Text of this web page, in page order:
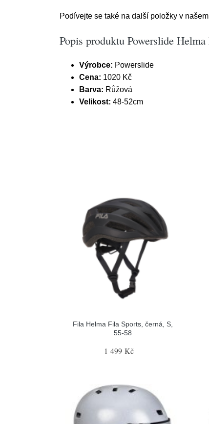
Podívejte se také na další položky v
Popis produktu Powerslide
Výrobce: Powerslide
Cena: 1020 Kč
Barva: Růžová
Velikost: 48-52cm
Fila Helma Fila Sports, černá, S,
55-58
1 499 Kč